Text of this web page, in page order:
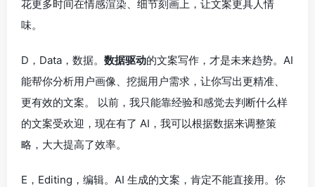
花更多时间在情感渲染、细节刻画上，让文案更具人情
味。
D，Data，数据。 数据驱动的文案写作，才是未来趋势。AI
能帮你分析用户画像、挖掘用户需求，让你写出更精准、
更有效的文案。 以前，我只能靠经验和感觉去判断什么样
的文案受欢迎，现在有了 AI，我可以根据数据来调整策
略，大大提高了效率。
E，Editing，编辑。AI 生成的文案，肯定不能直接用。你